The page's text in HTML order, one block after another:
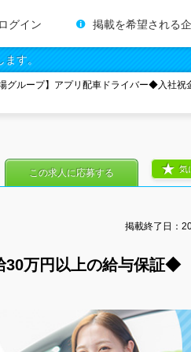
グイン 掲載を希望される
す。
グループ】アプリ配車ドライバー◆入社祝
掲載終了日：
30万円以上の給与保証◆
気
この求人に応募する